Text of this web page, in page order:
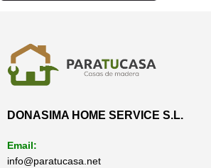
DONASIMA HOME SERVICE S.L.
Email:
info@paratucasa.net